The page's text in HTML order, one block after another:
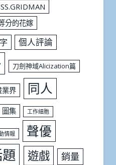
分的花嫁
個人評論
刀劍神域Alicization篇
業界 同人
圖集 工作細胞
情報 聲優
遊戲 銷量